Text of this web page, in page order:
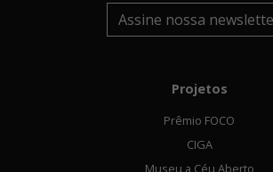
Assine nossa
Projetos
Prêmio FOCO
CIGA
Museu a Céu Aberto